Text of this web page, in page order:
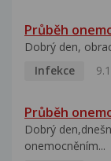
Průběh
Dobrý den,
Infekce
Průběh
Dobrý
onemocněním...